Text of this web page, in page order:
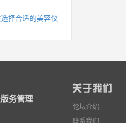
择合适的美容仪器
务管理
论坛介绍
联系我们